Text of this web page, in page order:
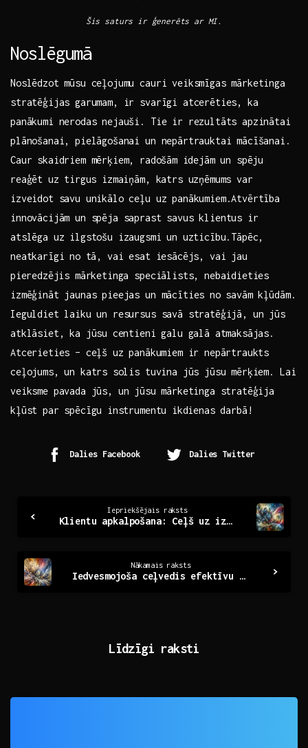
Šis saturs ir ģenerēts ar MI.
Noslēgumā
Noslēdzot mūsu ceļojumu cauri ‌veiksmīgas mārketinga
stratēģijas garumam, ir svarīgi atcerēties, ka
panākumi nerodas nejauši. Tie ir ​rezultāts apzinātai
plānošanai, ‍pielāgošanai un nepārtrauktai mācīšanai.‌
Caur skaidriem mērķiem, ⁣radošām ⁣idejām un spēju
‍reaģēt uz ⁣tirgus izmaiņām, katrs uzņēmums var
izveidot savu unikālo ceļu ‍uz panākumiem.​ Atvērtība
innovācijām un spēja saprast savus klientus ir
atslēga​ uz ilgstošu izaugsmi ⁣un uzticību.Tāpēc,‍
neatkarīgi⁢ no tā, vai esat ​iesācējs, vai jau
⁢pieredzējis mārketinga speciālists, nebaidieties
izmēģināt jaunas pieejas un mācīties no⁤ savām kļūdām.⁢
Ieguldiet laiku un resursus savā stratēģijā, un jūs
atklāsiet, ka​ jūsu⁤ centieni galu galā atmaksājas.
Atcerieties – ceļš uz⁣ panākumiem ir nepārtraukts
ceļojums, un ​katrs ⁢solis tuvina jūs jūsu mērķiem. Lai⁢
veiksme pavada jūs, un ⁢jūsu mārketinga stratēģija
kļūst par spēcīgu⁣ instrumentu⁢ ikdienas darbā!
Dalies Facebook Dalies Twitter
Reading
Iepriekšējais raksts
Klientu apkalpošana: Ceļš uz izcilu sadarbību
Nākamais raksts
Iedvesmojoša ceļvedis efektīvu landing lapu izstrādē
Līdzīgi raksti